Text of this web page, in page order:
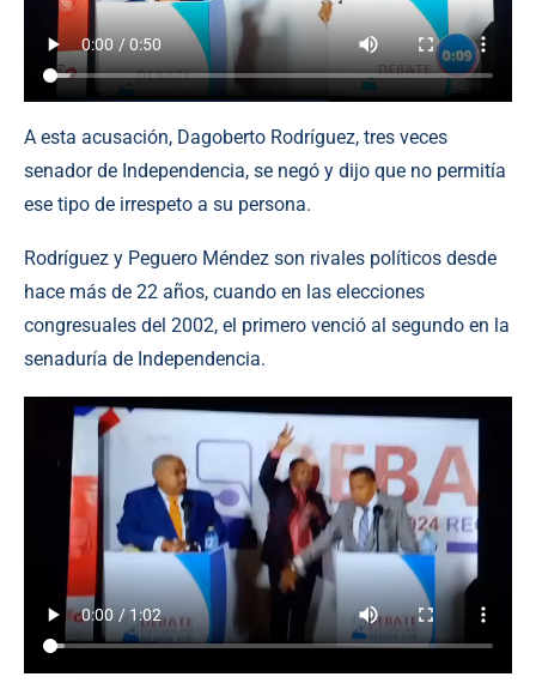
A esta acusación, Dagoberto Rodríguez, tres veces
senador de Independencia, se negó y dijo que no permitía
ese tipo de irrespeto a su persona.
Rodríguez y Peguero Méndez son rivales políticos desde
hace más de 22 años, cuando en las elecciones
congresuales del 2002, el primero venció al segundo en la
senaduría de Independencia.